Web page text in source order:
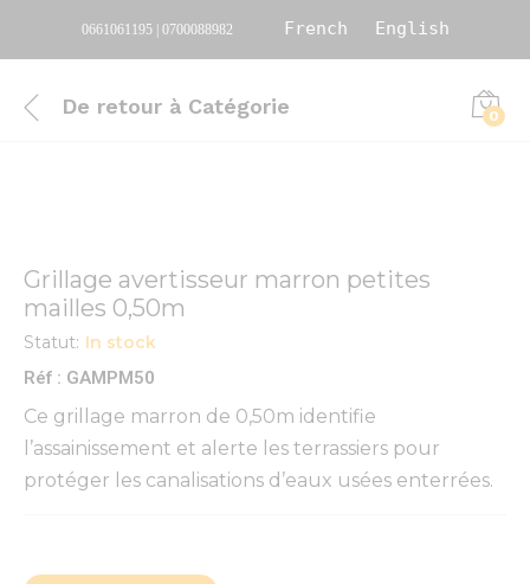
0661061195 | 0700088982 French English
De retour à Catégorie 0
Grillage avertisseur marron petites
mailles 0,50m
Statut: In stock
Réf : GAMPM50
Ce grillage marron de 0,50m identifie
l’assainissement et alerte les terrassiers pour
protéger les canalisations d’eaux usées enterrées.